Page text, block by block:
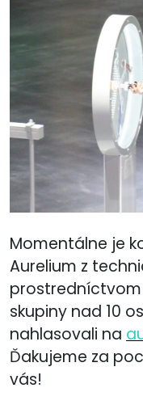
Momentálne je
Aurelium z
skupiny nad 10
nahlasovali na
Ďakujeme za
vás!